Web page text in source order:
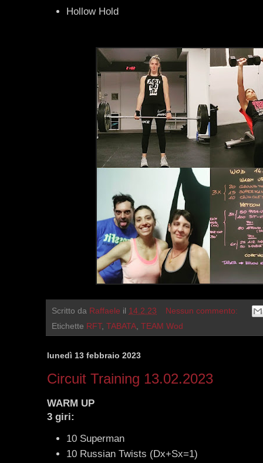
Hollow Hold
Scritto da Raffaele il 14.2.23
Nessun commento:
Etichette RFT, TABATA, TEAM Wod
lunedì 13 febbraio 2023
Circuit Training 13.02.2023
WARM UP
3 giri:
10 Superman
10 Russian Twists (Dx+Sx=1)